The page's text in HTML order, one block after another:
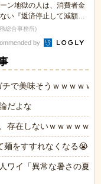
ン地獄の人は、消費者金
い『返済停止して減額・
法』で...
総合事務所)
by
チで美味そうｗｗｗｗｗｗ
だよな
存在しないｗｗｗｗｗ
麺をすすれなくなる😭
ワイ「異常な暑さの夏